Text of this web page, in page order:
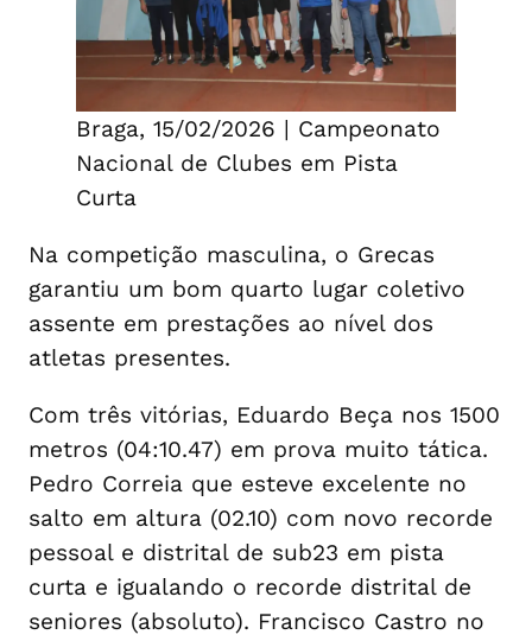
Braga, 15/02/2026 | Campeonato
Nacional de Clubes em Pista
Curta
Na competição masculina, o Grecas
garantiu um bom quarto lugar coletivo
assente em prestações ao nível dos
atletas presentes.
Com três vitórias, Eduardo Beça nos 1500
metros (04:10.47) em prova muito tática.
Pedro Correia que esteve excelente no
salto em altura (02.10) com novo recorde
pessoal e distrital de sub23 em pista
curta e igualando o recorde distrital de
seniores (absoluto). Francisco Castro no